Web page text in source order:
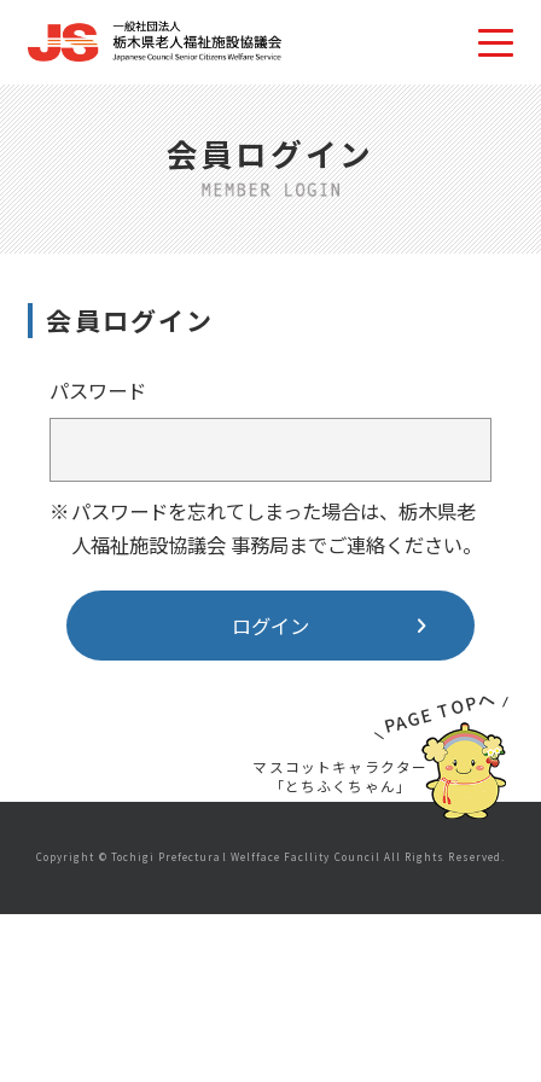
会員ログイン
会員ログイン
パスワード
パスワードを忘れてしまった場合は、栃木県老
人福祉施設協議会 事務局までご連絡ください。
ログイン
PAGE TOPへ
マスコットキャラクター
「とちふくちゃん」
Copyright © Tochigi Prefectural Welfface Facllity Council All Rights Reserved.